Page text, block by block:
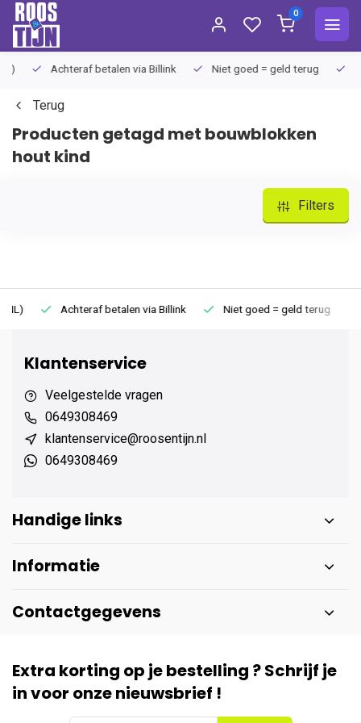
0
Achteraf betalen via Billink Niet goed = geld terug
Terug
Producten getagd met bouwblokken
hout kind
Filters
Achteraf betalen via Billink Niet goed = geld terug
Klantenservice
Veelgestelde vragen
0649308469
klantenservice@roosentijn.nl
0649308469
Handige links
Informatie
Contactgegevens
Extra korting op je bestelling ? Schrijf je
in voor onze nieuwsbrief !